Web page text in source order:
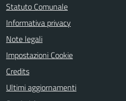
Statuto Comunale
Informativa privacy
Note legali
Impostazioni Cookie
Credits
Ultimi aggiornamenti